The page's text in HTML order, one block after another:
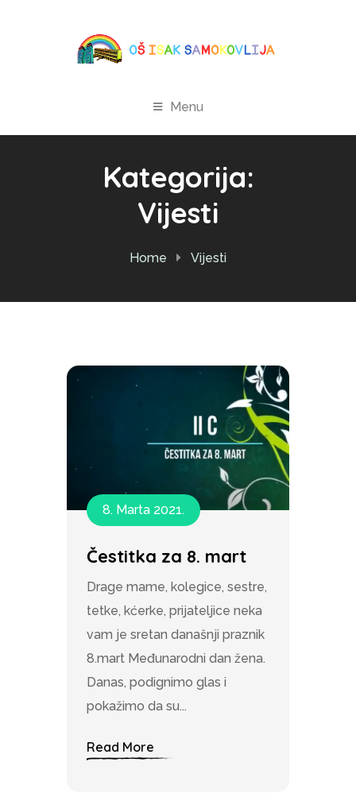
Menu
Kategorija:
Vijesti
Home Vijesti
8. Marta 2021.
Čestitka za 8. mart
Drage mame, kolegice, sestre,
tetke, kćerke, prijateljice neka
vam je sretan današnji praznik
8.mart Međunarodni dan žena.
Danas, podignimo glas i
pokažimo da su...
Read More